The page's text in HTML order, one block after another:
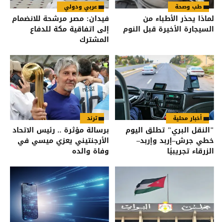
طب وصحة
لماذا يحذر الأطباء من
السيجارة الأخيرة قبل النوم
عربي ودولي
فيدان: مصر مرشحة للانضمام
إلى اتفاقية مكة للدفاع
المشترك
أخبار محلية
"النقل البري" تطلق اليوم
خطي جرش–إربد وإربد–
الزرقاء تجريبيًا
ترند
برسالة مؤثرة .. رئيس الاتحاد
الأرجنتيني يعزي ميسي في
وفاة والده